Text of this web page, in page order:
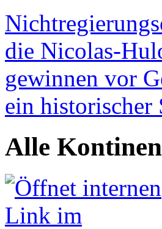
die Nicolas-
gewinnen vor
ein
Alle